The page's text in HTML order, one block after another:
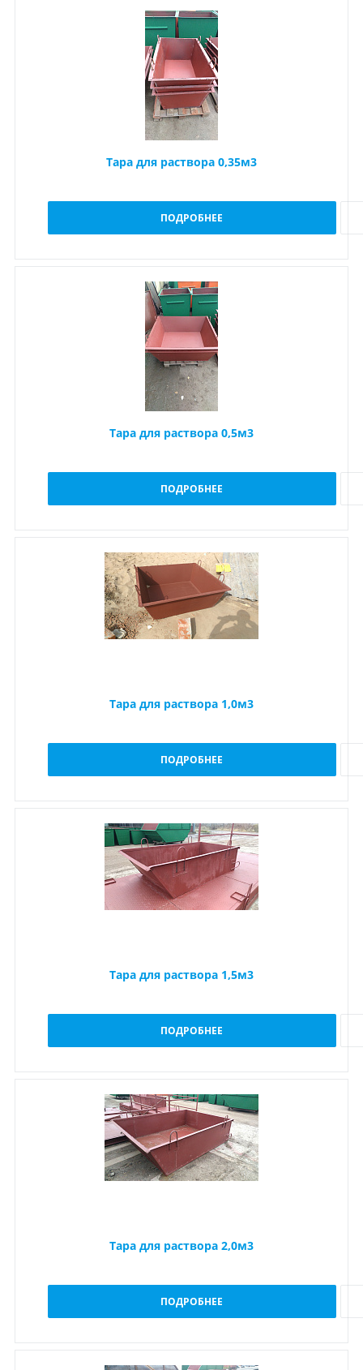
Тара для раствора 0,35м3
ПОДРОБНЕЕ
Тара для раствора 0,5м3
ПОДРОБНЕЕ
Тара для раствора 1,0м3
ПОДРОБНЕЕ
Тара для раствора 1,5м3
ПОДРОБНЕЕ
Тара для раствора 2,0м3
ПОДРОБНЕЕ